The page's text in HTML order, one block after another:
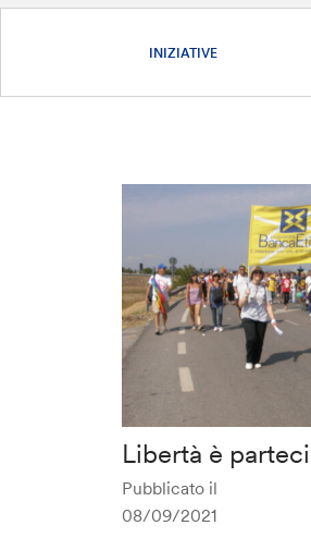
INIZIATIVE
Libertà è
Pubblicato il
08/09/2021